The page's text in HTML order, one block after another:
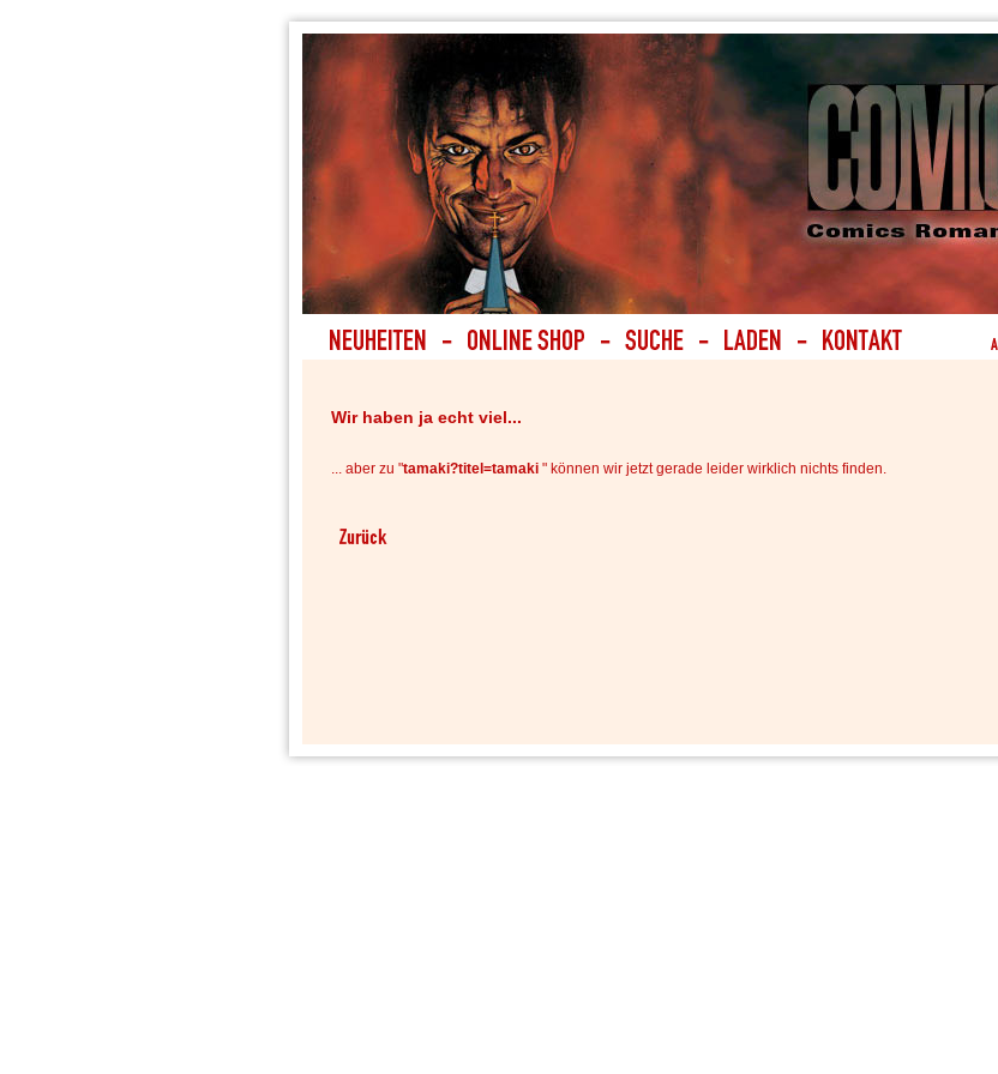
Wir haben ja echt viel...
... aber zu "tamaki?titel=tamaki " können wir jetzt gerade leider wirklich nichts finden.